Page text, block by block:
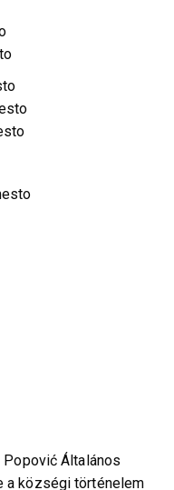
Általános
a községi történelem